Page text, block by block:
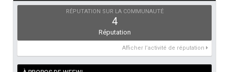
RÉPUTATION SUR LA COMMUNAUTÉ
4
Réputation
Afficher l’activité de réputation